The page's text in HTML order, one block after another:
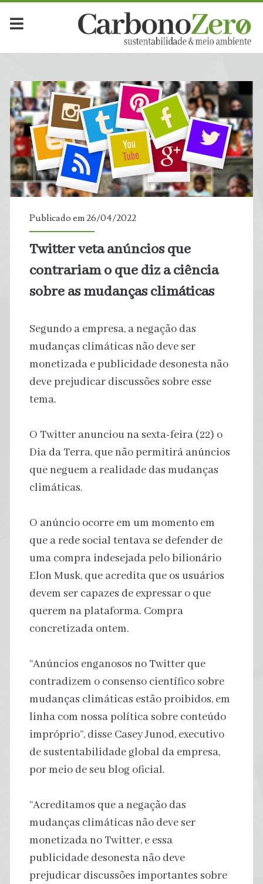
Publicado em 26/04/2022
Twitter veta anúncios que
contrariam o que diz a ciência
sobre as mudanças climáticas
Segundo a empresa, a negação das
mudanças climáticas não deve ser
monetizada e publicidade desonesta não
deve prejudicar discussões sobre esse
tema.
O Twitter anunciou na sexta-feira (22) o
Dia da Terra, que não permitirá anúncios
que neguem a realidade das mudanças
climáticas.
O anúncio ocorre em um momento em
que a rede social tentava se defender de
uma compra indesejada pelo bilionário
Elon Musk, que acredita que os usuários
devem ser capazes de expressar o que
querem na plataforma. Compra
concretizada ontem.
“Anúncios enganosos no Twitter que
contradizem o consenso científico sobre
mudanças climáticas estão proibidos, em
linha com nossa política sobre conteúdo
impróprio”, disse Casey Junod, executivo
de sustentabilidade global da empresa,
por meio de seu blog oficial.
“Acreditamos que a negação das
mudanças climáticas não deve ser
monetizada no Twitter, e essa
publicidade desonesta não deve
prejudicar discussões importantes sobre